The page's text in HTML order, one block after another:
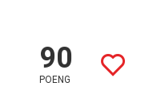
90
POENG